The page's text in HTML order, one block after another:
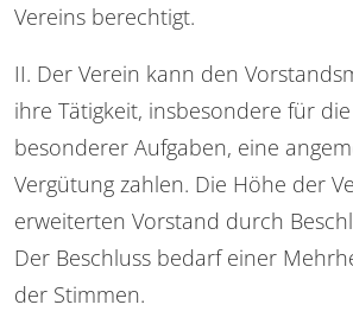
Vereins berechtigt.
II. Der Verein kann den
ihre Tätigkeit, insbesondere für
besonderer Aufgaben, eine
Vergütung zahlen. Die Höhe der
erweiterten Vorstand durch
Der Beschluss bedarf einer
der Stimmen.